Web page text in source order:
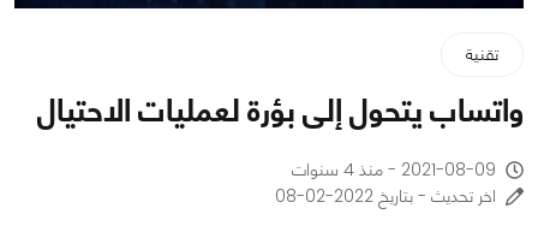
تقنية
واتساب يتحول إلى بؤرة لعمليات الاحتيال
2021-08-09 - منذ 4 سنوات
اخر تحديث - بتاريخ 2022-02-08